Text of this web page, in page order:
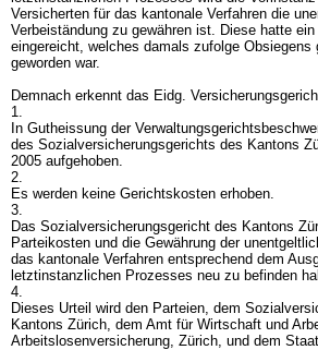
Versicherten für das kantonale Verfahren die
Verbeiständung zu gewähren ist. Diese hatte
eingereicht, welches damals zufolge Obsiegens
geworden war.
Demnach erkennt das Eidg.
1.
In Gutheissung der
des Sozialversicherungsgerichts des Kantons
2005 aufgehoben.
2.
Es werden keine Gerichtskosten erhoben.
3.
Das Sozialversicherungsgericht des Kantons
Parteikosten und die Gewährung der
das kantonale Verfahren entsprechend dem
letztinstanzlichen Prozesses neu zu befinden
4.
Dieses Urteil wird den Parteien, dem
Kantons Zürich, dem Amt für Wirtschaft und
Arbeitslosenversicherung, Zürich, und dem